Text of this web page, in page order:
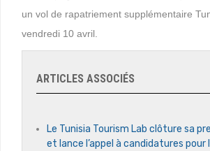
un vol de rapatriement supplémentaire
vendredi 10 avril.
ARTICLES ASSOCIÉS
Le Tunisia Tourism Lab clôture sa
et lance l’appel à candidatures pour